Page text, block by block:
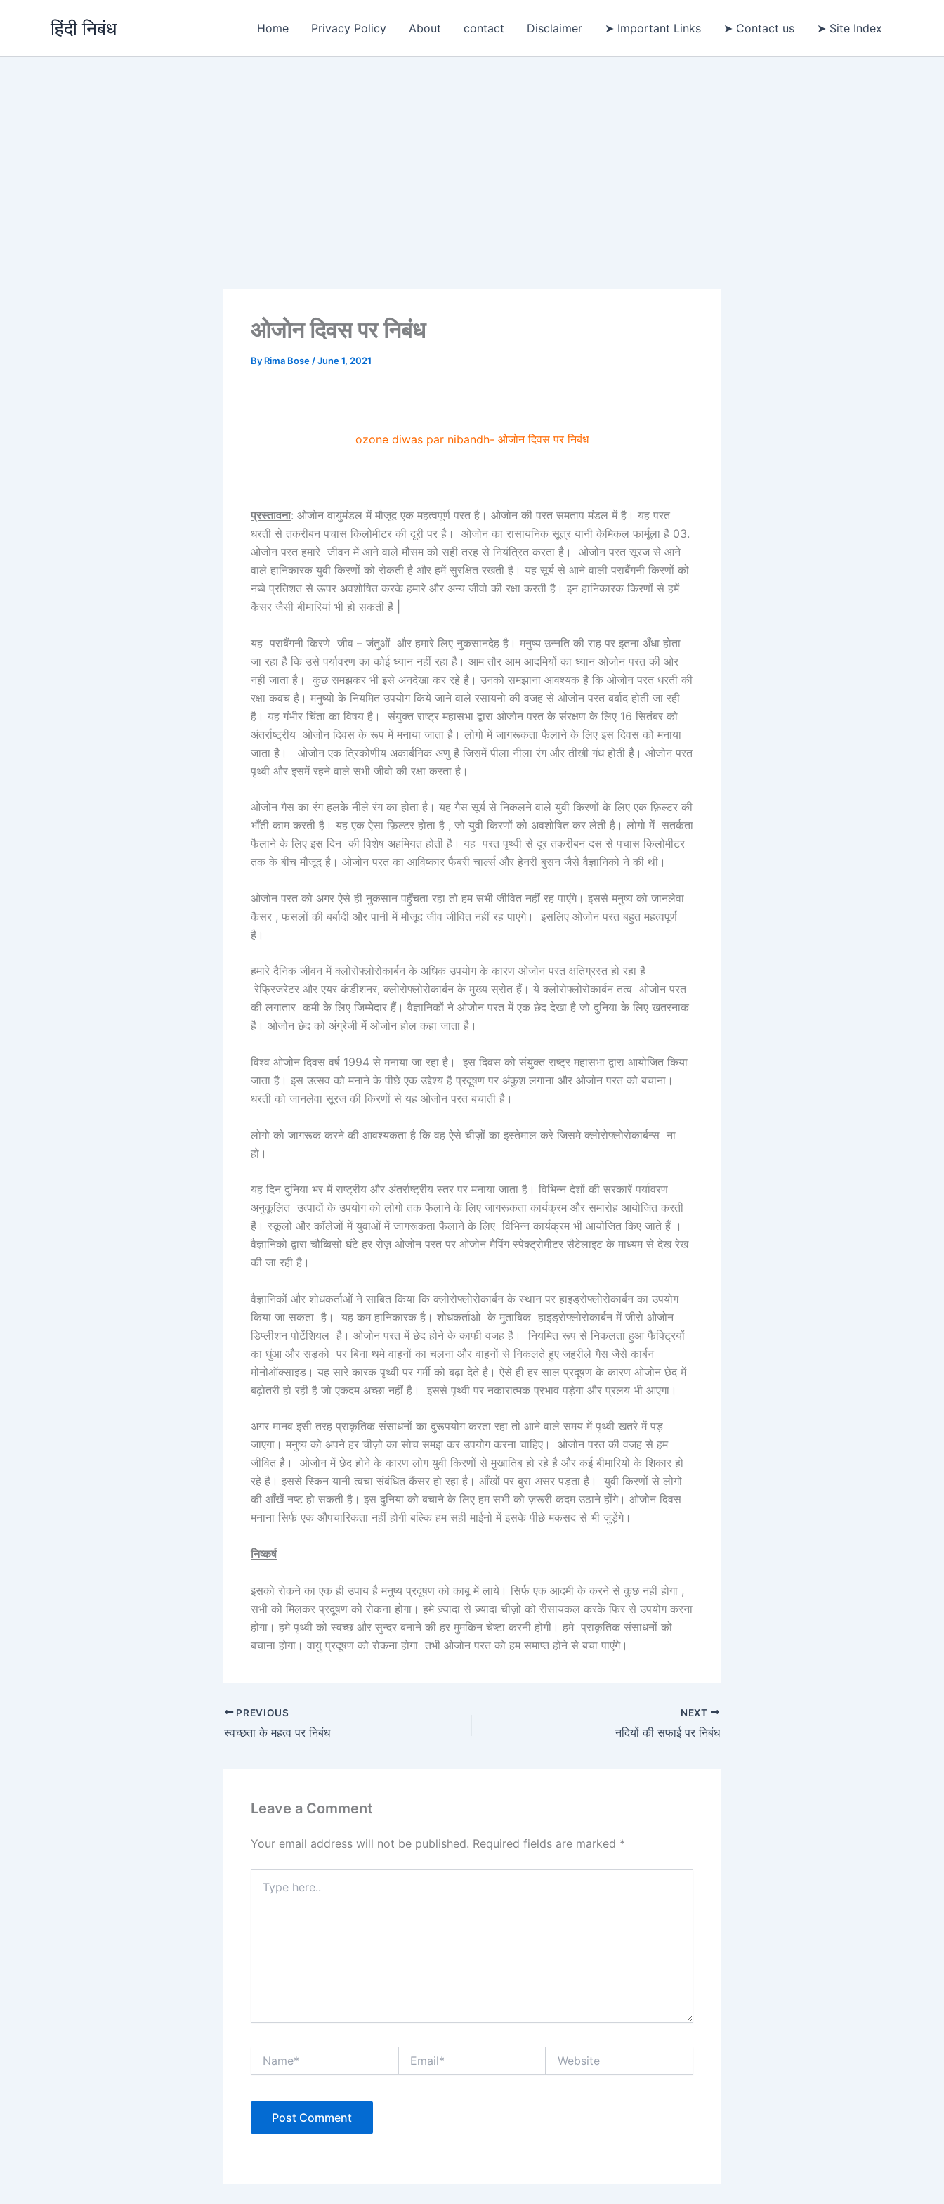
हिंदी निबंध Home Privacy Policy About contact Disclaimer ➤ Important Links ➤ Contact us ➤ Site Index
ओजोन दिवस पर निबंध
By Rima Bose /June 1, 2021
ozone diwas par nibandh- ओजोन दिवस पर निबंध
प्रस्तावना: ओजोन वायुमंडल में मौजूद एक महत्वपूर्ण परत है। ओजोन की परत समताप मंडल में है। यह परत
धरती से तकरीबन पचास किलोमीटर की दूरी पर है। ओजोन का रासायनिक सूत्र यानी केमिकल फार्मूला है 03.
ओजोन परत हमारे जीवन में आने वाले मौसम को सही तरह से नियंत्रित करता है। ओजोन परत सूरज से आने
वाले हानिकारक युवी किरणों को रोकती है और हमें सुरक्षित रखती है। यह सूर्य से आने वाली पराबैंगनी किरणों को
नब्बे प्रतिशत से ऊपर अवशोषित करके हमारे और अन्य जीवो की रक्षा करती है। इन हानिकारक किरणों से हमें
कैंसर जैसी बीमारियां भी हो सकती है |
यह पराबैंगनी किरणे जीव – जंतुओं और हमारे लिए नुकसानदेह है। मनुष्य उन्नति की राह पर इतना अँधा होता
जा रहा है कि उसे पर्यावरण का कोई ध्यान नहीं रहा है। आम तौर आम आदमियों का ध्यान ओजोन परत की ओर
नहीं जाता है। कुछ समझकर भी इसे अनदेखा कर रहे है। उनको समझाना आवश्यक है कि ओजोन परत धरती की
रक्षा कवच है। मनुष्यो के नियमित उपयोग किये जाने वाले रसायनो की वजह से ओजोन परत बर्बाद होती जा रही
है। यह गंभीर चिंता का विषय है। संयुक्त राष्ट्र महासभा द्वारा ओजोन परत के संरक्षण के लिए 16 सितंबर को
अंतर्राष्ट्रीय ओजोन दिवस के रूप में मनाया जाता है। लोगो में जागरूकता फैलाने के लिए इस दिवस को मनाया
जाता है। ओजोन एक त्रिकोणीय अकार्बनिक अणु है जिसमें पीला नीला रंग और तीखी गंध होती है। ओजोन परत
पृथ्वी और इसमें रहने वाले सभी जीवो की रक्षा करता है।
ओजोन गैस का रंग हलके नीले रंग का होता है। यह गैस सूर्य से निकलने वाले युवी किरणों के लिए एक फ़िल्टर की
भाँती काम करती है। यह एक ऐसा फ़िल्टर होता है , जो युवी किरणों को अवशोषित कर लेती है। लोगो में सतर्कता
फैलाने के लिए इस दिन की विशेष अहमियत होती है। यह परत पृथ्वी से दूर तकरीबन दस से पचास किलोमीटर
तक के बीच मौजूद है। ओजोन परत का आविष्कार फैबरी चार्ल्स और हेनरी बुसन जैसे वैज्ञानिको ने की थी।
ओजोन परत को अगर ऐसे ही नुकसान पहुँचता रहा तो हम सभी जीवित नहीं रह पाएंगे। इससे मनुष्य को जानलेवा
कैंसर , फसलों की बर्बादी और पानी में मौजूद जीव जीवित नहीं रह पाएंगे। इसलिए ओजोन परत बहुत महत्वपूर्ण
है।
हमारे दैनिक जीवन में क्लोरोफ्लोरोकार्बन के अधिक उपयोग के कारण ओजोन परत क्षतिग्रस्त हो रहा है
रेफ्रिजरेटर और एयर कंडीशनर, क्लोरोफ्लोरोकार्बन के मुख्य स्रोत हैं। ये क्लोरोफ्लोरोकार्बन तत्व ओजोन परत
की लगातार कमी के लिए जिम्मेदार हैं। वैज्ञानिकों ने ओजोन परत में एक छेद देखा है जो दुनिया के लिए खतरनाक
है। ओजोन छेद को अंग्रेजी में ओजोन होल कहा जाता है।
विश्व ओजोन दिवस वर्ष 1994 से मनाया जा रहा है। इस दिवस को संयुक्त राष्ट्र महासभा द्वारा आयोजित किया
जाता है। इस उत्सव को मनाने के पीछे एक उद्देश्य है प्रदूषण पर अंकुश लगाना और ओजोन परत को बचाना।
धरती को जानलेवा सूरज की किरणों से यह ओजोन परत बचाती है।
लोगो को जागरूक करने की आवश्यकता है कि वह ऐसे चीज़ों का इस्तेमाल करे जिसमे क्लोरोफ्लोरोकार्बन्स ना
हो।
यह दिन दुनिया भर में राष्ट्रीय और अंतर्राष्ट्रीय स्तर पर मनाया जाता है। विभिन्न देशों की सरकारें पर्यावरण
अनुकूलित उत्पादों के उपयोग को लोगो तक फैलाने के लिए जागरूकता कार्यक्रम और समारोह आयोजित करती
हैं। स्कूलों और कॉलेजों में युवाओं में जागरूकता फैलाने के लिए विभिन्न कार्यक्रम भी आयोजित किए जाते हैं ।
वैज्ञानिको द्वारा चौब्बिसो घंटे हर रोज़ ओजोन परत पर ओजोन मैपिंग स्पेक्ट्रोमीटर सैटेलाइट के माध्यम से देख रेख
की जा रही है।
वैज्ञानिकों और शोधकर्ताओं ने साबित किया कि क्लोरोफ्लोरोकार्बन के स्थान पर हाइड्रोफ्लोरोकार्बन का उपयोग
किया जा सकता है। यह कम हानिकारक है। शोधकर्ताओ के मुताबिक हाइड्रोफ्लोरोकार्बन में जीरो ओजोन
डिप्लीशन पोटेंशियल है। ओजोन परत में छेद होने के काफी वजह है। नियमित रूप से निकलता हुआ फैक्ट्रियों
का धुंआ और सड़को पर बिना थमे वाहनों का चलना और वाहनों से निकलते हुए जहरीले गैस जैसे कार्बन
मोनोऑक्साइड। यह सारे कारक पृथ्वी पर गर्मी को बढ़ा देते है। ऐसे ही हर साल प्रदूषण के कारण ओजोन छेद में
बढ़ोतरी हो रही है जो एकदम अच्छा नहीं है। इससे पृथ्वी पर नकारात्मक प्रभाव पड़ेगा और प्रलय भी आएगा।
अगर मानव इसी तरह प्राकृतिक संसाधनों का दुरूपयोग करता रहा तो आने वाले समय में पृथ्वी खतरे में पड़
जाएगा। मनुष्य को अपने हर चीज़ो का सोच समझ कर उपयोग करना चाहिए। ओजोन परत की वजह से हम
जीवित है। ओजोन में छेद होने के कारण लोग युवी किरणों से मुखातिब हो रहे है और कई बीमारियों के शिकार हो
रहे है। इससे स्किन यानी त्वचा संबंधित कैंसर हो रहा है। आँखों पर बुरा असर पड़ता है। युवी किरणों से लोगो
की आँखें नष्ट हो सकती है। इस दुनिया को बचाने के लिए हम सभी को ज़रूरी कदम उठाने होंगे। ओजोन दिवस
मनाना सिर्फ एक औपचारिकता नहीं होगी बल्कि हम सही माईनो में इसके पीछे मकसद से भी जुड़ेंगे।
निष्कर्ष
इसको रोकने का एक ही उपाय है मनुष्य प्रदूषण को काबू में लाये। सिर्फ एक आदमी के करने से कुछ नहीं होगा ,
सभी को मिलकर प्रदूषण को रोकना होगा। हमे ज़्यादा से ज़्यादा चीज़ो को रीसायकल करके फिर से उपयोग करना
होगा। हमे पृथ्वी को स्वच्छ और सुन्दर बनाने की हर मुमकिन चेष्टा करनी होगी। हमे प्राकृतिक संसाधनों को
बचाना होगा। वायु प्रदूषण को रोकना होगा तभी ओजोन परत को हम समाप्त होने से बचा पाएंगे।
PREVIOUS
स्वच्छता के महत्व पर निबंध
NEXT
नदियों की सफाई पर निबंध
Leave a Comment
Your email address will not be published. Required fields are marked *
here..